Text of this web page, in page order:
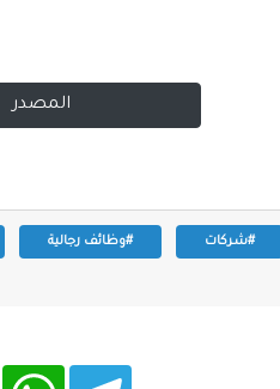
المصدر
#شركات #وظائف رجالية
W
T